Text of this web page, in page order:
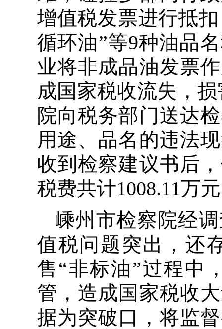
增值税发票进行抵
循环油”等9种油品
业将非成品油发票
成国家税收流失，
院向税务部门送达
用途、品名的违法
收到检察建议书后
税费共计1008.11万
嵊州市检察院经
值税问题突出，还
售“非标油”过程中
管，造成国家税收
据为突破口，将监